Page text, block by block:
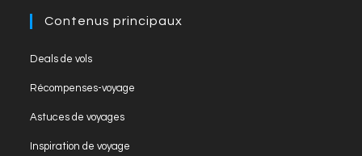
o
k
e
Contenus principaux
Deals de vols
Récompenses-voyage
Astuces de voyages
Inspiration de voyage